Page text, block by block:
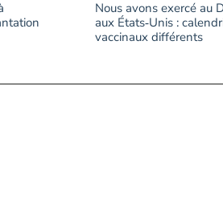
Nous avons exercé au
aux États‑Unis :
vaccinaux différents